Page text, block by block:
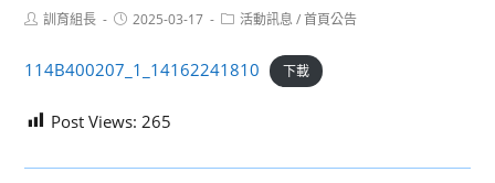
Post訓育組長
Post2025-03-17
Post活動訊息 / 首頁公告
114B400207_1_14162241810 下載
Post Views: 265